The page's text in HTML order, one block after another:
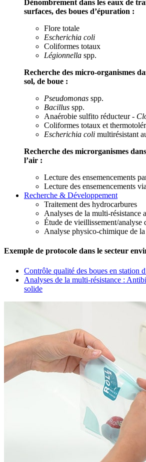
Dénombrement dans les eaux de
surfaces, des boues d’épuration :
Flore totale
Escherichia coli
Coliformes totaux
Légionnella spp.
Recherche des micro-organismes
sol, de boue :
Pseudomonas spp.
Bacillus spp.
Anaérobie sulfito réducteur -
Coliformes totaux et
Escherichia coli multirésistant
Recherche des microrganismes
l’air :
Lecture des ensemencements
Lecture des ensemencements
Recherche & Développement
Traitement des hydrocarbures
Analyses de la multi-résistance
Étude de vieillissement/analyse
Analyse physico-chimique de
Exemple de protocole dans le secteur
Contrôle qualité des boues en station
Analyses de la multi-résistance :
solide